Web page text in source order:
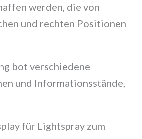
werden, die von
und rechten Positionen
bot verschiedene
und Informationsstände,
für Lightspray zum